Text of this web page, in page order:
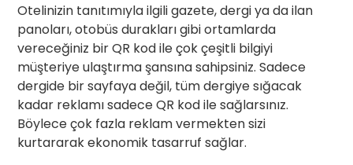
Otelinizin tanıtımıyla ilgili gazete, dergi ya da ilan
panoları, otobüs durakları gibi ortamlarda
vereceğiniz bir QR kod ile çok çeşitli bilgiyi
müşteriye ulaştırma şansına sahipsiniz. Sadece
dergide bir sayfaya değil, tüm dergiye sığacak
kadar reklamı sadece QR kod ile sağlarsınız.
Böylece çok fazla reklam vermekten sizi
kurtararak ekonomik tasarruf sağlar.